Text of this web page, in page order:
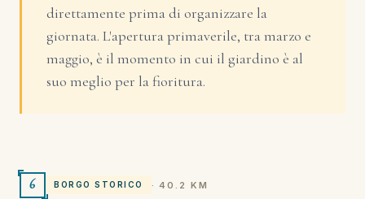
direttamente prima di organizzare la
giornata. L'apertura primaverile, tra marzo e
maggio, è il momento in cui il giardino è al
suo meglio per la fioritura.
6 BORGO STORICO · 40.2 KM